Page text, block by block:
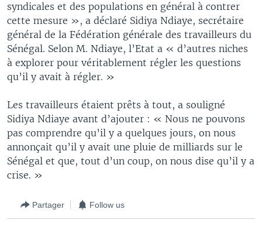
syndicales et des populations en général à contrer
cette mesure », a déclaré Sidiya Ndiaye, secrétaire
général de la Fédération générale des travailleurs du
Sénégal. Selon M. Ndiaye, l’Etat a « d’autres niches
à explorer pour véritablement régler les questions
qu’il y avait à régler. »
Les travailleurs étaient prêts à tout, a souligné
Sidiya Ndiaye avant d’ajouter : « Nous ne pouvons
pas comprendre qu’il y a quelques jours, on nous
annonçait qu’il y avait une pluie de milliards sur le
Sénégal et que, tout d’un coup, on nous dise qu’il y a
crise. »
Partager Follow us